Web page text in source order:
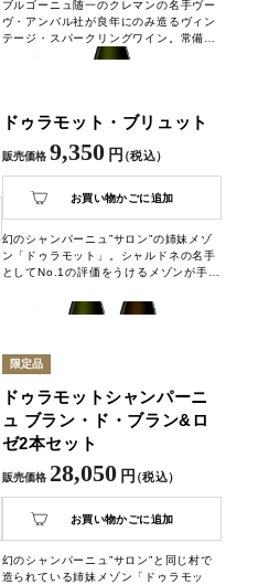
ブルゴーニュ随一のクレマンの名手ヴー
ヴ・アンバル社が良年にのみ造るヴィン
テージ・スパークリングワイン。常備し
ておきたい1本です。
ドゥラモット・ブリュット
販売価格 9,350円（税込）
お買い物かごに追加
幻のシャンパーニュ”サロン”の姉妹メゾ
ン「ドゥラモット」。シャルドネの名手
としてNo.1の評価をうけるメゾンが手掛
用にお使いいただけます。
限定品
ドゥラモットシャンパーニ
ュ ブラン・ド・ブラン&ロ
ゼ2本セット
販売価格 28,050円（税込）
お買い物かごに追加
幻のシャンパーニュ”サロン”と同じ村で
造られている姉妹メゾン「ドゥラモッ